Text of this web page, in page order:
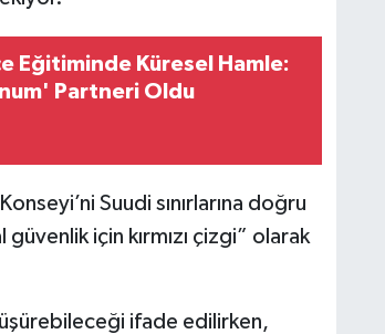
Eğitiminde Küresel Hamle:
Partneri Oldu
Suudi sınırlarına doğru
için kırmızı çizgi” olarak
ifade edilirken,